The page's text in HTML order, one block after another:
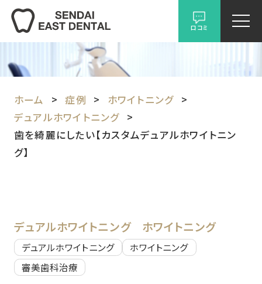
口コミ
ホーム 症例
ホワイトニング
デュアルホワイトニング
歯を綺麗にしたい【カスタムデュアルホワイトニン
グ】
デュアルホワイトニング ホワイトニング
デュアルホワイトニング
ホワイトニング
審美歯科治療